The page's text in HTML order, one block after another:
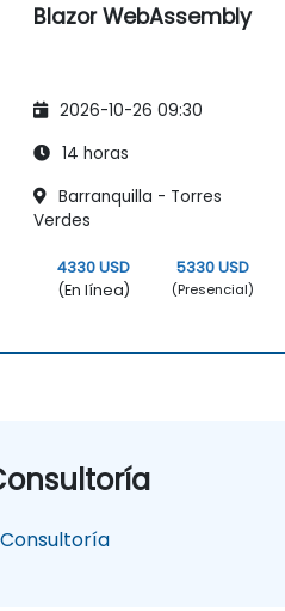
Blazor WebAssembly
2026-10-26 09:30
14 horas
Barranquilla - Torres
Verdes
4330 USD
(En línea)
5330 USD
(Presencial)